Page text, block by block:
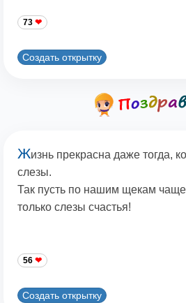
73
Создать открытку
Жизнь прекрасна даже тогда,
слезы.
Так пусть по нашим щекам чаще
только слезы счастья!
56
Создать открытку